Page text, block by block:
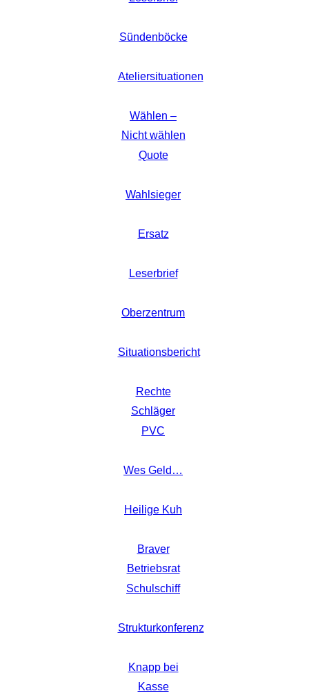
Sündenböcke
Ateliersituationen
Wählen –
Nicht wählen
Quote
Wahlsieger
Ersatz
Leserbrief
Oberzentrum
Situationsbericht
Rechte
Schläger
PVC
Wes Geld…
Heilige Kuh
Braver
Betriebsrat
Schulschiff
Strukturkonferenz
Knapp bei
Kasse